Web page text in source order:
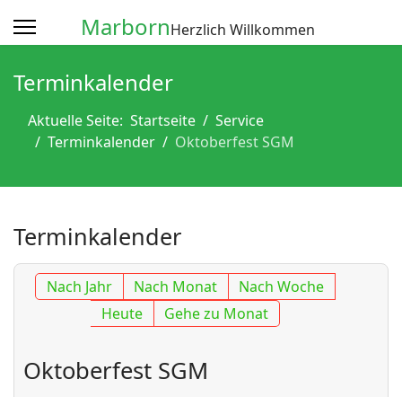
MarbornHerzlich Willkommen
Terminkalender
Aktuelle Seite: Startseite
Service
Terminkalender
Oktoberfest SGM
Terminkalender
Nach Jahr Nach Monat
Nach Woche
Heute
Gehe zu Monat
Oktoberfest SGM